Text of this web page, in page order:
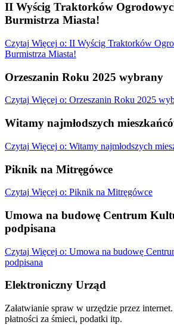
II Wyścig Traktorków
Burmistrza Miasta!
Czytaj Więcej o: II Wyścig Traktorków
Burmistrza Miasta!
Orzeszanin Roku 2025 wybrany
Czytaj Więcej o: Orzeszanin Roku 2025
Witamy najmłodszych
Czytaj Więcej o: Witamy najmłodszych
Piknik na Mitręgówce
Czytaj Więcej o: Piknik na Mitręgówce
Umowa na budowę Centrum
podpisana
Czytaj Więcej o: Umowa na budowę
podpisana
Elektroniczny Urząd
Załatwianie spraw w urzędzie przez
płatności za śmieci, podatki itp.